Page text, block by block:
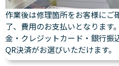
作業後は修理箇所をお客様にご
了、費用のお支払いとなります
金・クレジットカード・銀行振
QR決済がお選びいただけます。